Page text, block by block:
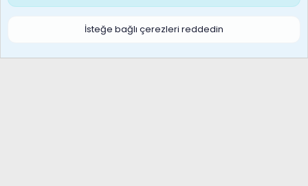
İsteğe bağlı çerezleri reddedin